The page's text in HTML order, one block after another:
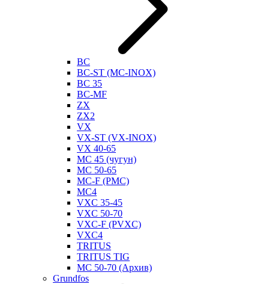
BC
BC-ST (MC-INOX)
BC 35
BC-MF
ZX
ZX2
VX
VX-ST (VX-INOX)
VX 40-65
MC 45 (чугун)
MC 50-65
MC-F (PMC)
MC4
VXC 35-45
VXC 50-70
VXC-F (PVXC)
VXC4
TRITUS
TRITUS TIG
MC 50-70 (Архив)
Grundfos